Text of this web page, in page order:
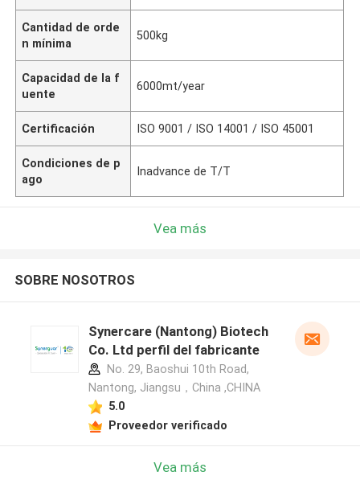
Cantidad de orde
n mínima
500kg
Capacidad de la f
uente
6000mt/year
Certificación ISO 9001 / ISO 14001 / ISO 45001
Condiciones de p
ago
Inadvance de T/T
Vea más
SOBRE NOSOTROS
Synercare (Nantong) Biotech
Co. Ltd perfil del fabricante
No. 29, Baoshui 10th Road,
Nantong, Jiangsu，China ,CHINA
5.0
Proveedor verificado
Vea más